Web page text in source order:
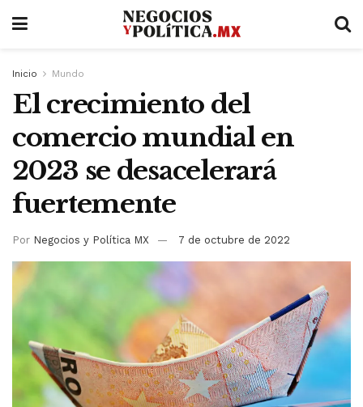
Inicio Mundo
El crecimiento del
comercio mundial en
2023 se desacelerará
fuertemente
Por Negocios y Política MX 7 de octubre de 2022